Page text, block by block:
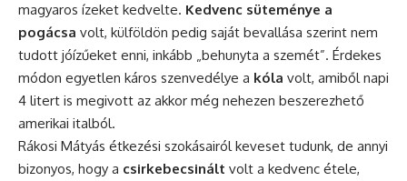
magyaros ízeket kedvelte. Kedvenc süteménye a
pogácsa volt, külföldön pedig saját bevallása szerint nem
tudott jóízűeket enni, inkább „behunyta a szemét”. Érdekes
módon egyetlen káros szenvedélye a kóla volt, amiből napi
4 litert is megivott az akkor még nehezen beszerezhető
amerikai italból.
Rákosi Mátyás étkezési szokásairól keveset tudunk, de annyi
bizonyos, hogy a csirkebecsinált volt a kedvenc étele,